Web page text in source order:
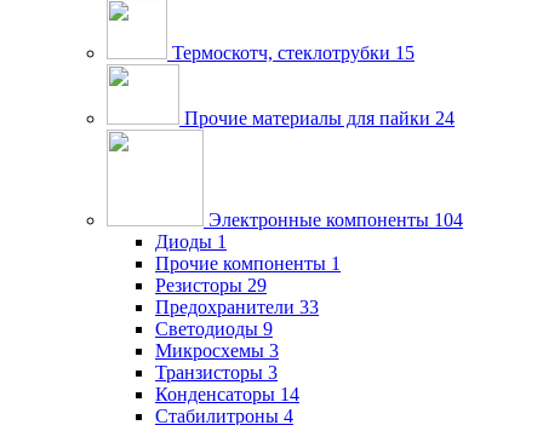
Термоскотч, стеклотрубки 15
Прочие материалы для пайки 24
Электронные компоненты 104
Диоды 1
Прочие компоненты 1
Резисторы 29
Предохранители 33
Светодиоды 9
Микросхемы 3
Транзисторы 3
Конденсаторы 14
Стабилитроны 4